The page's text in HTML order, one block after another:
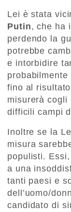
Lei è stata
Putin, che ha
perdendo la
potrebbe
e intorbidire
fino al
misurerà cogli
difficili campi
Inoltre se la
misura
populisti.
a una
tanti paesi e
dell’uomo/
candidato di